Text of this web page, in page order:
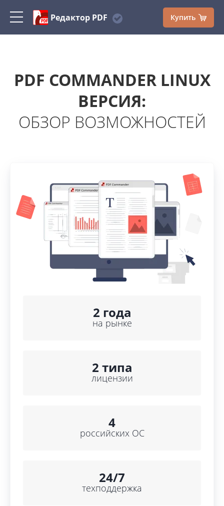
Редактор PDF Купить
PDF COMMANDER LINUX
ВЕРСИЯ:
ОБЗОР ВОЗМОЖНОСТЕЙ
2 года
на рынке
2 типа
лицензии
4
российских ОС
24/7
техподдержка